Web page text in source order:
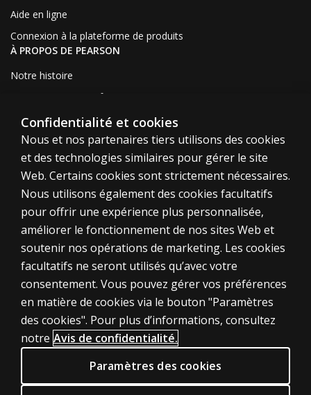
Aide en ligne
Connexion à la plateforme de produits
À PROPOS DE PEARSON
Notre histoire
Notre site corporatif
À propos de nous
Plan du site
Canada
Témoins
Conditions d'utilisation
Vie privée
Informations sur les brevets
Confidentialité et cookies
Nous et nos partenaires tiers utilisons des cookies
et des technologies similaires pour gérer le site
Web. Certains cookies sont strictement nécessaires.
Nous utilisons également des cookies facultatifs
pour offrir une expérience plus personnalisée,
améliorer le fonctionnement de nos sites Web et
soutenir nos opérations de marketing. Les cookies
facultatifs ne seront utilisés qu’avec votre
consentement. Vous pouvez gérer vos préférences
en matière de cookies via le bouton "Paramètres
des cookies". Pour plus d’informations, consultez
notre Avis de confidentialité.
Paramètres des cookies